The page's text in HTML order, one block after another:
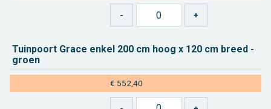
Tuin­poort Grace enkel 200 cm hoog x 120 cm breed -
groen
€ 552,40